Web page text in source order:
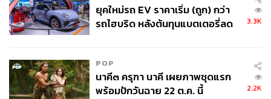
ยุคใหม่รถ EV ราคาเริ่ม (ถูก) กว่า
รถไฮบริด หลังต้นทุนแบตเตอรี่ลด
3.3K
POP
นาคี๓ ครุฑา นาคี เผยภาพชุดแรก
พร้อมปักวันฉาย 22 ต.ค. นี้
2.2K